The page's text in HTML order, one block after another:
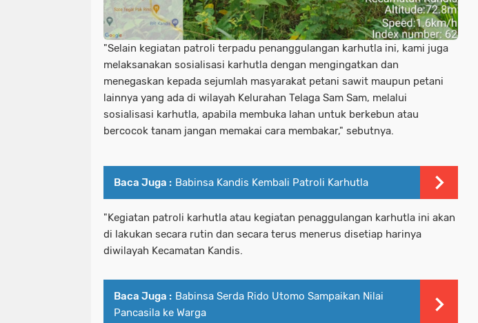
"Selain kegiatan patroli terpadu penanggulangan karhutla ini, kami juga
melaksanakan sosialisasi karhutla dengan mengingatkan dan
menegaskan kepada sejumlah masyarakat petani sawit maupun petani
lainnya yang ada di wilayah Kelurahan Telaga Sam Sam, melalui
sosialisasi karhutla, apabila membuka lahan untuk berkebun atau
bercocok tanam jangan memakai cara membakar," sebutnya.
Baca Juga : Babinsa Kandis Kembali Patroli Karhutla
"Kegiatan patroli karhutla atau kegiatan penaggulangan karhutla ini akan
di lakukan secara rutin dan secara terus menerus disetiap harinya
diwilayah Kecamatan Kandis.
Baca Juga : Babinsa Serda Rido Utomo Sampaikan Nilai
Pancasila ke Warga